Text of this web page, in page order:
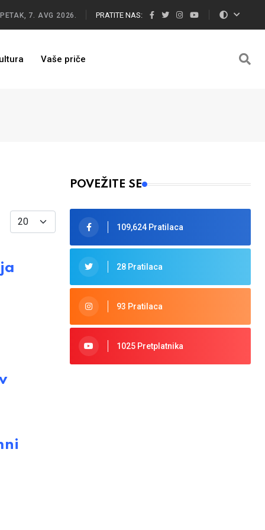
PETAK, 7. AVG 2026. PRATITE NAS:
Vaše priče
Display #
POVEŽITE SE
109,624 Pratilaca
28 Pratilaca
93 Pratilaca
1025 Pretplatnika